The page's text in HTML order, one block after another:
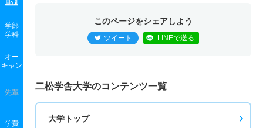
学部
学科
オー
キャン
先輩
学費
このページをシェアしよう
ツイート LINEで送る
二松学舎大学のコンテンツ一覧
大学トップ